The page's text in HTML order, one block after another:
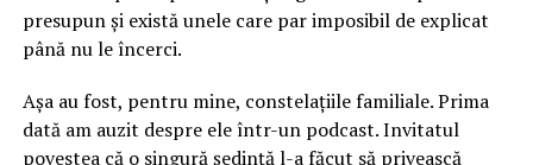
presupun și există unele care par imposibil de explicat
până nu le încerci.
Așa au fost, pentru mine, constelațiile familiale. Prima
dată am auzit despre ele într-un podcast. Invitatul
povestea că o singură ședință l-a făcut să privească